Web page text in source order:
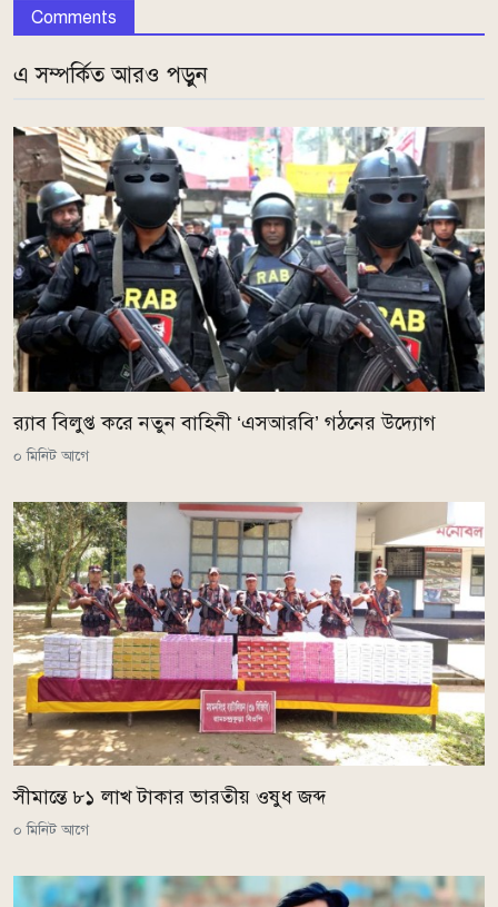
Comments
এ সম্পর্কিত আরও পড়ুন
র‌্যাব বিলুপ্ত করে নতুন বাহিনী ‘এসআরবি’ গঠনের উদ্যোগ
০ মিনিট আগে
সীমান্তে ৮১ লাখ টাকার ভারতীয় ওষুধ জব্দ
০ মিনিট আগে